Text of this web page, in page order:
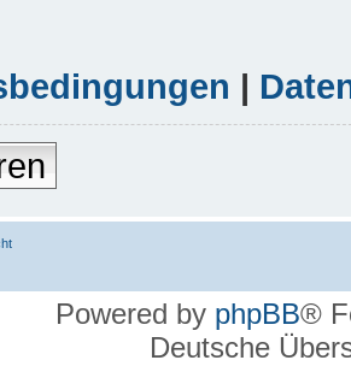
|
Powered by phpBB®
Deutsche